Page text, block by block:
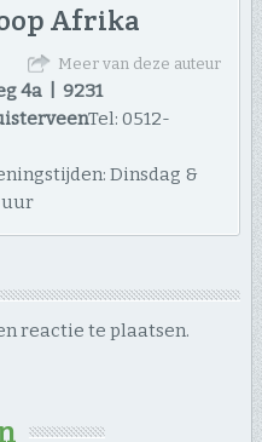
Afrika
Meer van deze auteur
4a | 9231
Tel: 0512-
Dinsdag &
uur
reactie te plaatsen.